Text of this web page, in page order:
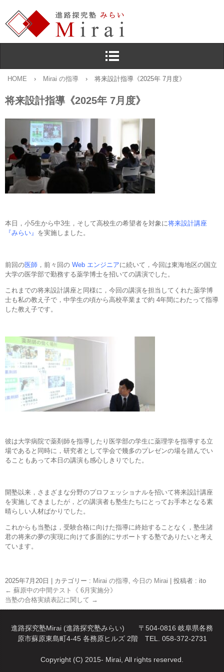
HOME › Mirai の指導 › 将来設計指導《2025年 7月度》
将来設計指導《2025年 7月度》
本日，小5生から中3生，そして高校生の希望者を対象に将来設計講座
『みらい』 を実施しました。
前回の医師 ，前々回の Web エンジニアに続いて，今回は東海地区の国立
大学の医学部で勤務する薬学博士を招いての講演でした。
これまでの将来設計講座と同様に，今回の講演を担当してくれた薬学博
士も私の教え子で，中学生の頃から高校卒業まで約 4年間にわたって指導
した教え子です。
彼は大学病院で薬剤師を指導したり医学部の学生に薬理学を指導する立
場であると同時に，研究者として学会で幾多のプレゼンの場を踏んでい
ることもあって本日の講演も感心しきりでした。
開塾以来，さまざまな分野のプロフェッショナルを招いて将来設計講座
を実施してきましたが，どの講演者も塾生たちにとってお手本となる素
晴らしい人材ばかりでした。
これからも当塾は，受験合格に向けた指導に終始することなく，塾生諸
君の将来の夢の実現に向けて多面的にサポートする塾でありたいと考え
ています。
2025年7月20日 カテゴリー : Mirai の指導, 今日の Mirai
投稿者 : ito
← 蘇原中の中間テスト《 6月実施分》
当塾の合格実績表記に関して →
進路探究塾Mirai (進路探究塾みらい) 〒504-0816 岐阜県各務
原市蘇原東島町4-45 各務原ヒルズ 2階 TEL. 058-372-2731
Copyright (C) 2015- Mirai, All rights reserved.